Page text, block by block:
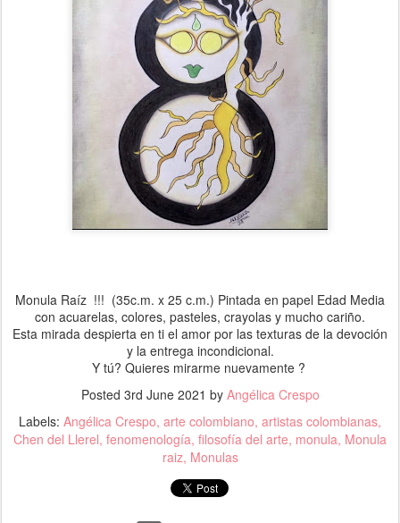
Monula Raíz !!! (35c.m. x 25 c.m.) Pintada en papel Edad Media
con acuarelas, colores, pasteles, crayolas y mucho cariño.
Esta mirada despierta en ti el amor por las texturas de la devoción
y la entrega incondicional.
Y tú? Quieres mirarme nuevamente ?
Posted 3rd June 2021 by Angélica Crespo
Labels: Angélica Crespo arte colombiano artistas colombianas
Chen del Llerel fenomenología filosofía del arte monula Monula
raiz Monulas